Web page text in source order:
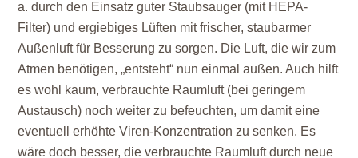
a. durch den Einsatz guter Staubsauger (mit HEPA-
Filter) und ergiebiges Lüften mit frischer, staubarmer
Außenluft für Besserung zu sorgen. Die Luft, die wir zum
Atmen benötigen, „entsteht“ nun einmal außen. Auch hilft
es wohl kaum, verbrauchte Raumluft (bei geringem
Austausch) noch weiter zu befeuchten, um damit eine
eventuell erhöhte Viren-Konzentration zu senken. Es
wäre doch besser, die verbrauchte Raumluft durch neue